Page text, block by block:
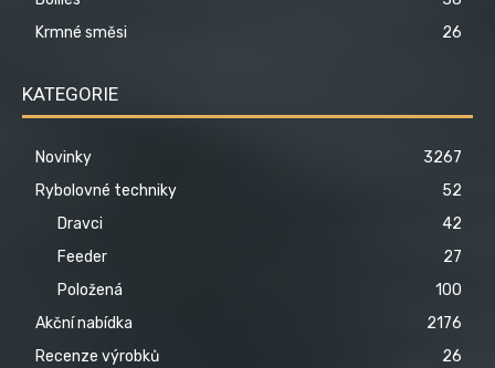
Krmné směsi
26
KATEGORIE
Novinky
3267
Rybolovné techniky
52
Dravci
42
Feeder
27
Položená
100
Akční nabídka
2176
Recenze výrobků
26